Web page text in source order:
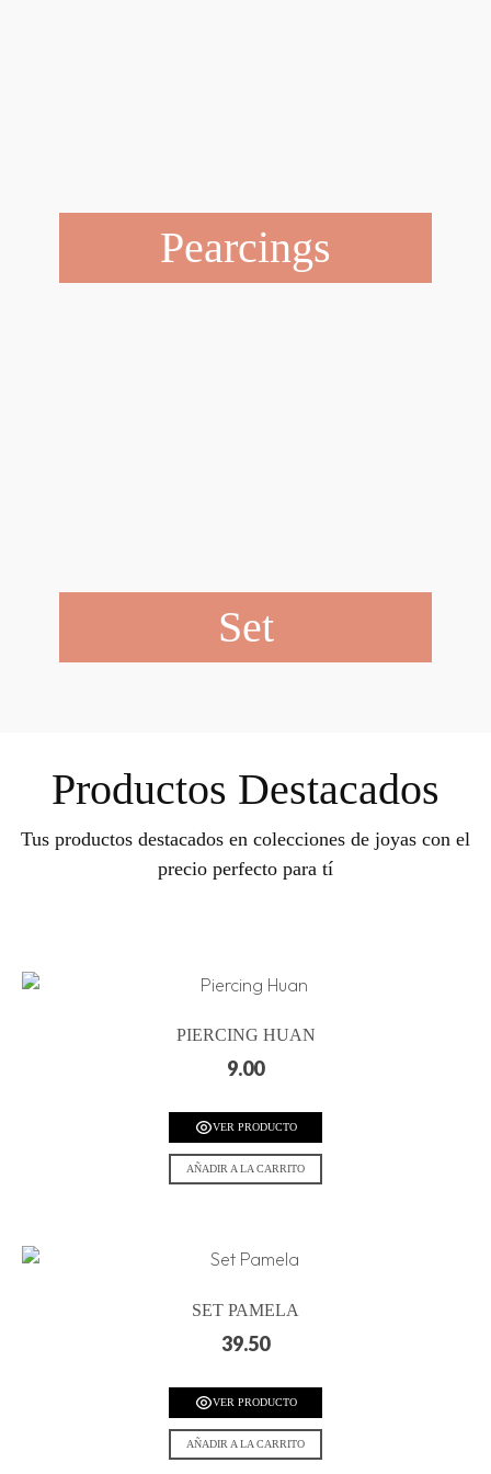
Pearcings
Set
Productos Destacados
Tus productos destacados en colecciones de joyas con el
precio perfecto para tí
PIERCING HUAN
9.00
VER PRODUCTO
AÑADIR A LA CARRITO
SET PAMELA
39.50
VER PRODUCTO
AÑADIR A LA CARRITO